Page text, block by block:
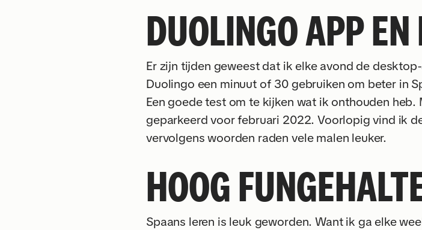
DUOLINGO APP
Er zijn tijden geweest dat ik elke avond de
Duolingo een minuut of 30 gebruiken om beter in
Een goede test om te kijken wat ik onthouden
geparkeerd voor februari 2022. Voorlopig vind ik
vervolgens woorden raden vele malen leuker.
HOOG
Spaans leren is leuk geworden. Want ik ga elke